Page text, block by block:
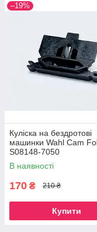
–19%
Куліска на бездротові
машинки Wahl Cam
S08148-7050
В наявності
170 ₴ 210 ₴
Купити